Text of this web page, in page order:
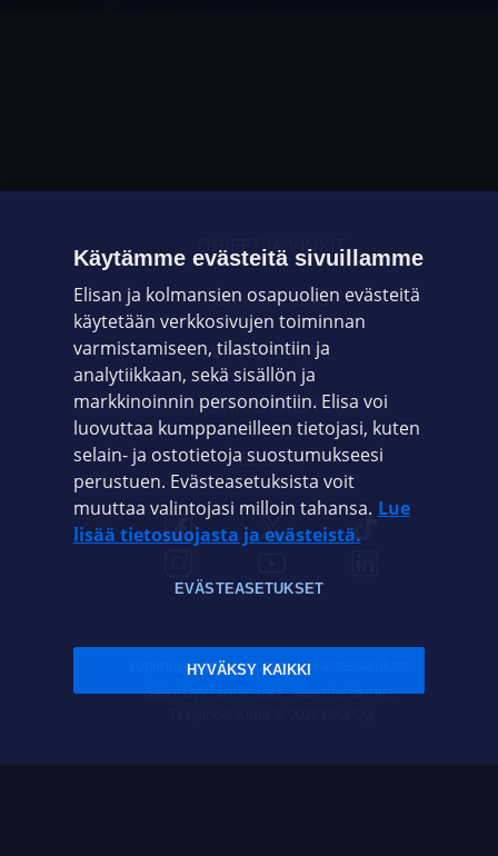
OHJEET JA VINKIT
OMAYHTEISÖ
VIANSELVITYS
ASIAKASPALVELU
ELISA.FI
Sopimusehdot Tietosuoja Evästeasetukset
Sääntelyviranomaiset Saavutettavuus
Käytämme evästeitä sivuillamme
Elisan ja kolmansien osapuolien evästeitä
käytetään verkkosivujen toiminnan
varmistamiseen, tilastointiin ja
analytiikkaan, sekä sisällön ja
markkinoinnin personointiin. Elisa voi
luovuttaa kumppaneilleen tietojasi, kuten
selain- ja ostotietoja suostumukseesi
perustuen. Evästeasetuksista voit
muuttaa valintojasi milloin tahansa. Lue
lisää tietosuojasta ja evästeistä.
EVÄSTEASETUKSET
HYVÄKSY KAIKKI